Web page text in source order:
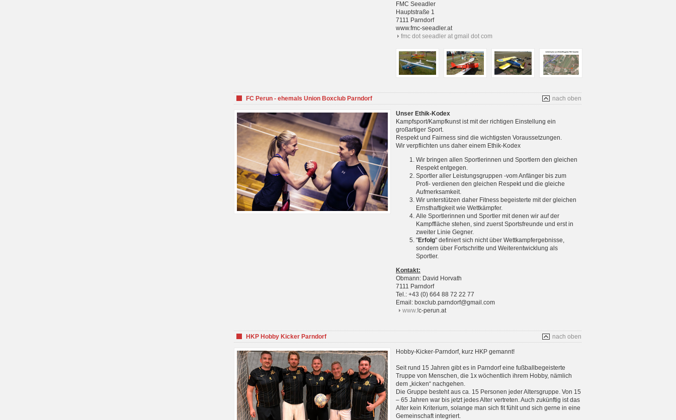
FMC Seeadler
Hauptstraße 1
7111 Parndorf
www.fmc-seeadler.at
fmc dot seeadler at gmail dot com
nach oben
FC Perun - ehemals Union Boxclub Parndorf
Unser Ethik-Kodex
Kampfsport/Kampfkunst ist mit der richtigen Einstellung ein
großartiger Sport.
Respekt und Fairness sind die wichtigsten Voraussetzungen.
Wir verpflichten uns daher einem Ethik-Kodex
Wir bringen allen Sportlerinnen und Sportlern den gleichen
Respekt entgegen.
Sportler aller Leistungsgruppen -vom Anfänger bis zum
Profi- verdienen den gleichen Respekt und die gleiche
Aufmerksamkeit.
Wir unterstützen daher Fitness begeisterte mit der gleichen
Ernsthaftigkeit wie Wettkämpfer.
Alle Sportlerinnen und Sportler mit denen wir auf der
Kampffläche stehen, sind zuerst Sportsfreunde und erst in
zweiter Linie Gegner.
"Erfolg" definiert sich nicht über Wettkampfergebnisse,
sondern über Fortschritte und Weiterentwicklung als
Sportler.
Kontakt:
Obmann: David Horvath
7111 Parndorf
Tel.: +43 (0) 664 88 72 22 77
Email: boxclub.parndorf@gmail.com
www.fc-perun.at
nach oben
HKP Hobby Kicker Parndorf
Hobby-Kicker-Parndorf, kurz HKP gemannt!
Seit rund 15 Jahren gibt es in Parndorf eine fußballbegeisterte
Truppe von Menschen, die 1x wöchentlich ihrem Hobby, nämlich
dem „kicken“ nachgehen.
Die Gruppe besteht aus ca. 15 Personen jeder Altersgruppe. Von 15
– 65 Jahren war bis jetzt jedes Alter vertreten. Auch zukünftig ist das
Alter kein Kriterium, solange man sich fit fühlt und sich gerne in eine
Gemeinschaft integriert.